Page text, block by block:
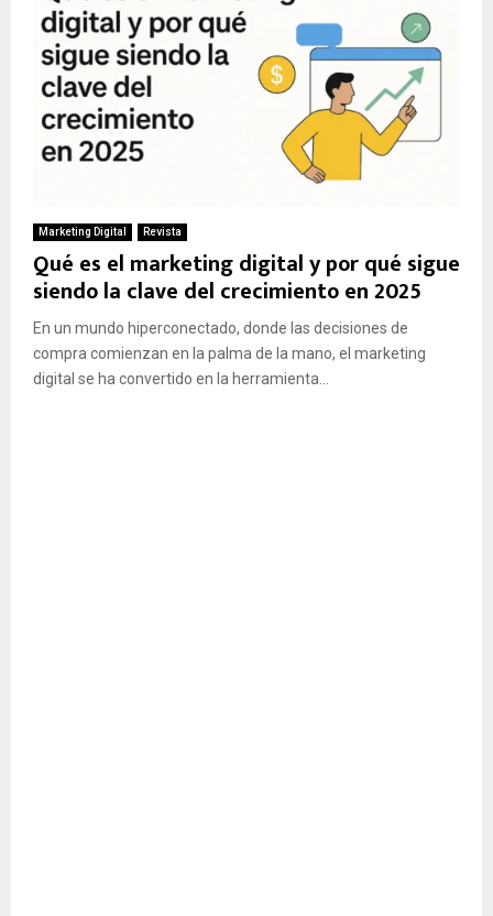
Marketing Digital Revista
Qué es el marketing digital y por qué sigue
siendo la clave del crecimiento en 2025
En un mundo hiperconectado, donde las decisiones de
compra comienzan en la palma de la mano, el marketing
digital se ha convertido en la herramienta...